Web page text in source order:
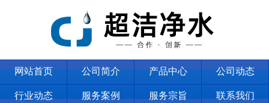
网站首页 公司简介 产品中心 公司动态
行业动态 服务案例 服务宗旨 联系我们